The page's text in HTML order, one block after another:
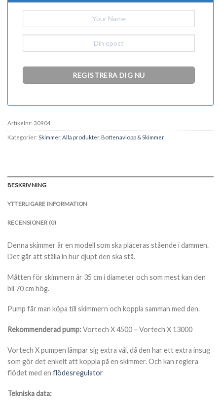
Artikelnr: 30904
Kategorier: Skimmer, Alla produkter, Bottenavlopp & Skimmer
BESKRIVNING
YTTERLIGARE INFORMATION
RECENSIONER (0)
Denna skimmer är en modell som ska placeras stående i dammen.
Det går att ställa in hur djupt den ska stå.
Måtten för skimmern är 35 cm i diameter och som mest kan den
bli 70 cm hög.
Pump får man köpa till skimmern och koppla samman med den.
Rekommenderad pump:Vortech X 4500 – Vortech X 13000
Vortech X pumpen lämpar sig extra väl, då den har ett extra insug
som gör det enkelt att koppla på en skimmer. Och kan reglera
flödet med en flödesregulator
Tekniska data: